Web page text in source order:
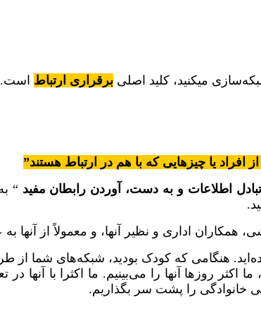
میکنید، کلید اصلیبرقراری ارتباط است.
افراد یا چیزهایی که با هم در ارتباط هستند”
اطلاعات و به دست، آوردن رابطان مفید “
اداری و نظیر آنها، و معمولاً از آنها به
هنگامی که کودک بودید، شبکه‌های شما از
آنها را می‌بینیم. ما اکثرا با آنها در
خانوادگی را پشت سر بگذاریم.